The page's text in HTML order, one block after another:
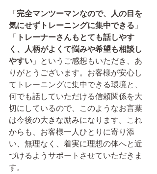
「完全マンツーマンなので、人の目を
気にせずトレーニングに集中できる 」
「 トレーナーさんもとても話しやす
く、人柄がよくて悩みや希望も相談し
やすい 」というご感想もいただき、あ
りがとうございます。お客様が安心し
てトレーニングに集中できる環境と、
何でも話していただける信頼関係を大
切にしているので、このようなお言葉
は今後の大きな励みになります。これ
からも、お客様一人ひとりに寄り添
い、無理なく、着実に理想の体へと近
づけるようサポートさせていただきま
す。